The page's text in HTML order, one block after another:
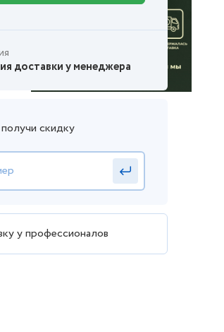
доставки у менеджера
скидку
у профессионалов